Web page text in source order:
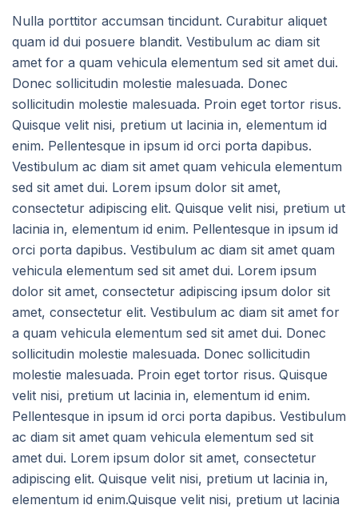
Nulla porttitor accumsan tincidunt. Curabitur aliquet
quam id dui posuere blandit. Vestibulum ac diam sit
amet for a quam vehicula elementum sed sit amet dui.
Donec sollicitudin molestie malesuada. Donec
sollicitudin molestie malesuada. Proin eget tortor risus.
Quisque velit nisi, pretium ut lacinia in, elementum id
enim. Pellentesque in ipsum id orci porta dapibus.
Vestibulum ac diam sit amet quam vehicula elementum
sed sit amet dui. Lorem ipsum dolor sit amet,
consectetur adipiscing elit. Quisque velit nisi, pretium ut
lacinia in, elementum id enim. Pellentesque in ipsum id
orci porta dapibus. Vestibulum ac diam sit amet quam
vehicula elementum sed sit amet dui. Lorem ipsum
dolor sit amet, consectetur adipiscing ipsum dolor sit
amet, consectetur elit. Vestibulum ac diam sit amet for
a quam vehicula elementum sed sit amet dui. Donec
sollicitudin molestie malesuada. Donec sollicitudin
molestie malesuada. Proin eget tortor risus. Quisque
velit nisi, pretium ut lacinia in, elementum id enim.
Pellentesque in ipsum id orci porta dapibus. Vestibulum
ac diam sit amet quam vehicula elementum sed sit
amet dui. Lorem ipsum dolor sit amet, consectetur
adipiscing elit. Quisque velit nisi, pretium ut lacinia in,
elementum id enim.Quisque velit nisi, pretium ut lacinia